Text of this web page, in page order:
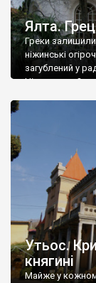
Ялта.
Греки залишили
ніжинські
загублений у
Ніжин греки?
Утьос.
княгині
Майже у